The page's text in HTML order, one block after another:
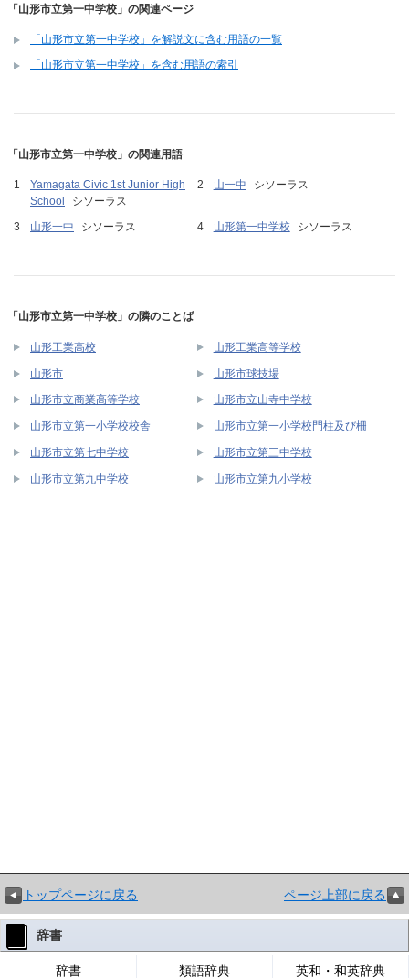
「山形市立第一中学校」の関連ページ
「山形市立第一中学校」を解説文に含む用語の一覧
「山形市立第一中学校」を含む用語の索引
「山形市立第一中学校」の関連用語
Yamagata Civic 1st Junior High
School
シソーラス
山一中 シソーラス
山形一中 シソーラス 山形第一中学校 シソーラス
「山形市立第一中学校」の隣のことば
山形工業高校 山形工業高等学校
山形市 山形市球技場
山形市立商業高等学校 山形市立山寺中学校
山形市立第一小学校校舎 山形市立第一小学校門柱及び柵
山形市立第七中学校 山形市立第三中学校
山形市立第九中学校 山形市立第九小学校
トップページに戻る ページ上部に戻る
辞書
辞書 類語辞典 英和・和英辞典